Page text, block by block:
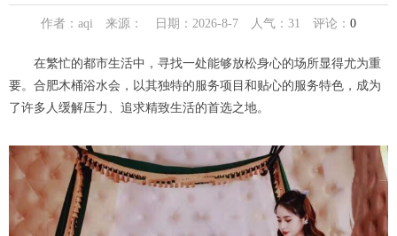
作者：aqi 来源： 日期：2026-8-7 人气： 31 评论： 0
在繁忙的都市生活中，寻找一处能够放松身心的场所显得尤为重
要。合肥木桶浴水会，以其独特的服务项目和贴心的服务特色，成为
了许多人缓解压力、追求精致生活的首选之地。